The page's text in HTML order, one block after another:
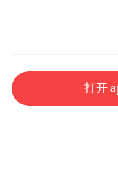
践，诠释了人
打开